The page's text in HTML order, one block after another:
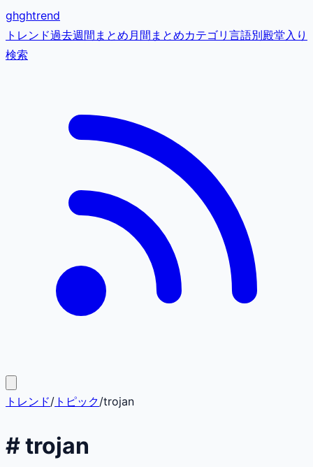
ghghtrend
トレンド過去週間まとめ月間まとめカテゴリ 言語別殿堂入り
検索
トレンド/ トピック/trojan
#trojan